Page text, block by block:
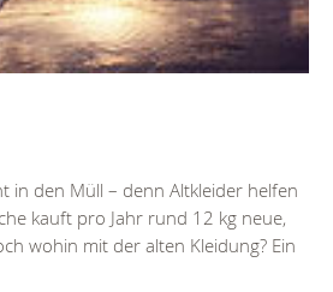
in den Müll – denn Altkleider helfen
kauft pro Jahr rund 12 kg neue,
wohin mit der alten Kleidung? Ein